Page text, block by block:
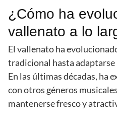
¿Cómo ha
vallenato a lo
El vallenato ha
tradicional hasta
En las últimas décadas, ha
con otros géneros
mantenerse fresco y